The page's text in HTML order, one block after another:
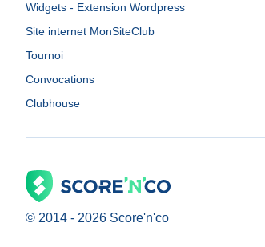
Widgets - Extension Wordpress
Site internet MonSiteClub
Tournoi
Convocations
Clubhouse
© 2014 - 2026 Score'n'co